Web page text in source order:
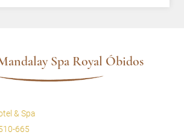
Spa Royal Óbidos
& Spa
665